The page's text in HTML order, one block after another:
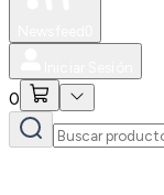
0